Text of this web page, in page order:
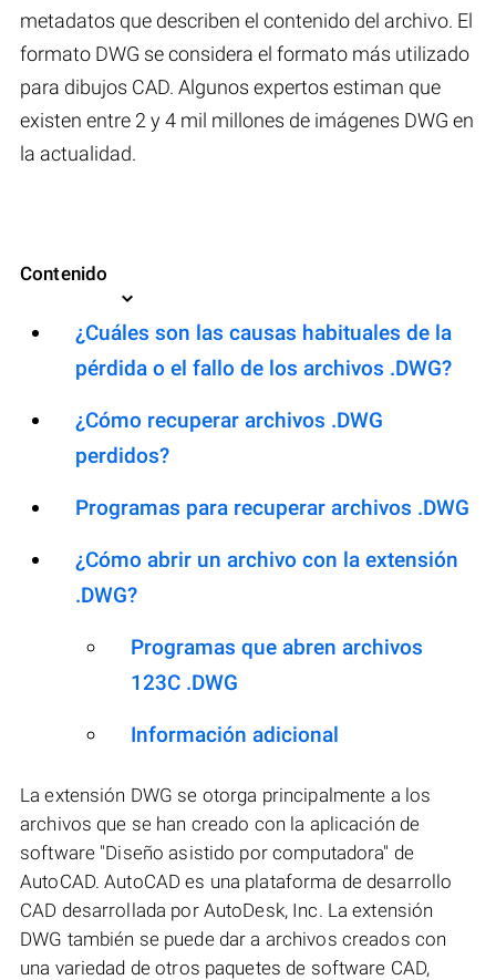
metadatos que describen el contenido del archivo. El
formato DWG se considera el formato más utilizado
para dibujos CAD. Algunos expertos estiman que
existen entre 2 y 4 mil millones de imágenes DWG en
la actualidad.
Contenido
¿Cuáles son las causas habituales de la
pérdida o el fallo de los archivos .DWG?
¿Cómo recuperar archivos .DWG
perdidos?
Programas para recuperar archivos .DWG
¿Cómo abrir un archivo con la extensión
.DWG?
Programas que abren archivos
123C .DWG
Información adicional
La extensión DWG se otorga principalmente a los
archivos que se han creado con la aplicación de
software "Diseño asistido por computadora" de
AutoCAD. AutoCAD es una plataforma de desarrollo
CAD desarrollada por AutoDesk, Inc. La extensión
DWG también se puede dar a archivos creados con
una variedad de otros paquetes de software CAD,